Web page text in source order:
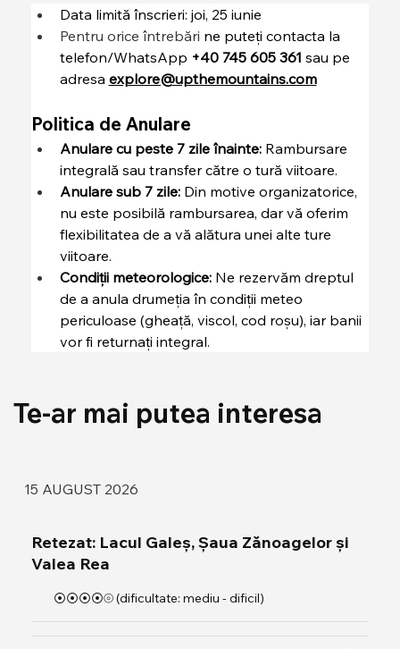
Data limită înscrieri: joi, 25 iunie
Pentru orice întrebări ne puteți contacta la
telefon/WhatsApp +40 745 605 361 sau pe
adresa explore@upthemountains.com
Politica de Anulare
Anulare cu peste 7 zile înainte: Rambursare
integrală sau transfer către o tură viitoare.
Anulare sub 7 zile: Din motive organizatorice,
nu este posibilă rambursarea, dar vă oferim
flexibilitatea de a vă alătura unei alte ture
viitoare.
Condiții meteorologice: Ne rezervăm dreptul
de a anula drumeția în condiții meteo
periculoase (gheață, viscol, cod roșu), iar banii
vor fi returnați integral.
Te-ar mai putea interesa
15 AUGUST 2026
Retezat: Lacul Galeș, Șaua Zănoagelor și
Valea Rea
⦿⦿⦿⦿⦾ (dificultate: mediu - dificil)